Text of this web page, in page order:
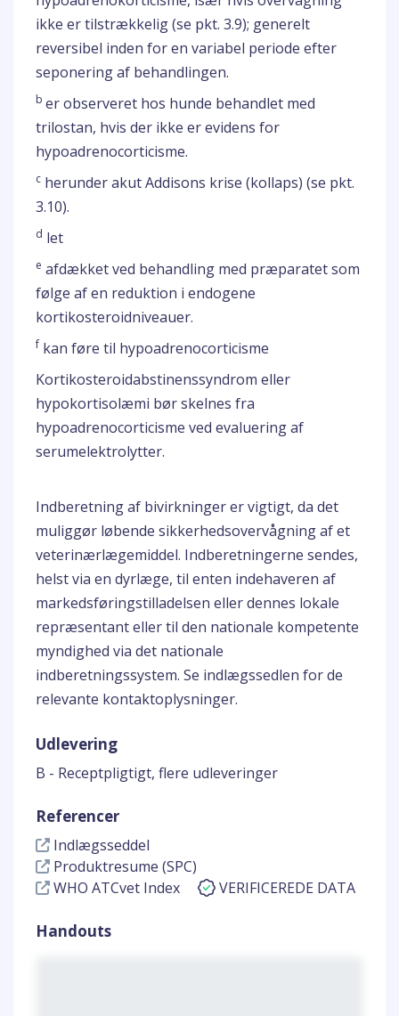
ikke er tilstrækkelig (se pkt. 3.9); generelt
reversibel inden for en variabel periode efter
seponering af behandlingen.
b er observeret hos hunde behandlet med
trilostan, hvis der ikke er evidens for
hypoadrenocorticisme.
c herunder akut Addisons krise (kollaps) (se pkt.
3.10).
d let
e afdækket ved behandling med præparatet som
følge af en reduktion i endogene
kortikosteroidniveauer.
f kan føre til hypoadrenocorticisme
Kortikosteroidabstinenssyndrom eller
hypokortisolæmi bør skelnes fra
hypoadrenocorticisme ved evaluering af
serumelektrolytter.
Indberetning af bivirkninger er vigtigt, da det
muliggør løbende sikkerhedsovervågning af et
veterinærlægemiddel. Indberetningerne sendes,
helst via en dyrlæge, til enten indehaveren af
markedsføringstilladelsen eller dennes lokale
repræsentant eller til den nationale kompetente
myndighed via det nationale
indberetningssystem. Se indlægssedlen for de
relevante kontaktoplysninger.
Udlevering
B - Receptpligtigt, flere udleveringer
Referencer
Indlægsseddel
Produktresume (SPC)
WHO ATCvet Index
VERIFICEREDE DATA
Handouts